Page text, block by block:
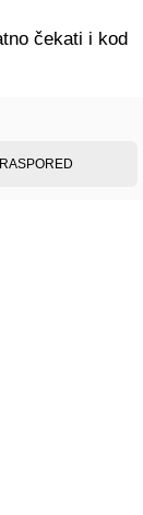
čekati i kod
RASPORED